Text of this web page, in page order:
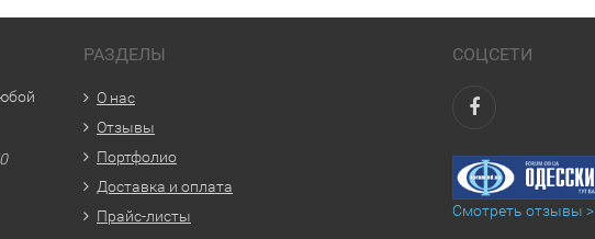
РАЗДЕЛЫ
О нас
Отзывы
Портфолио
Доставка и оплата
Прайс-листы
СОЦСЕТИ
Смотреть отзывы >